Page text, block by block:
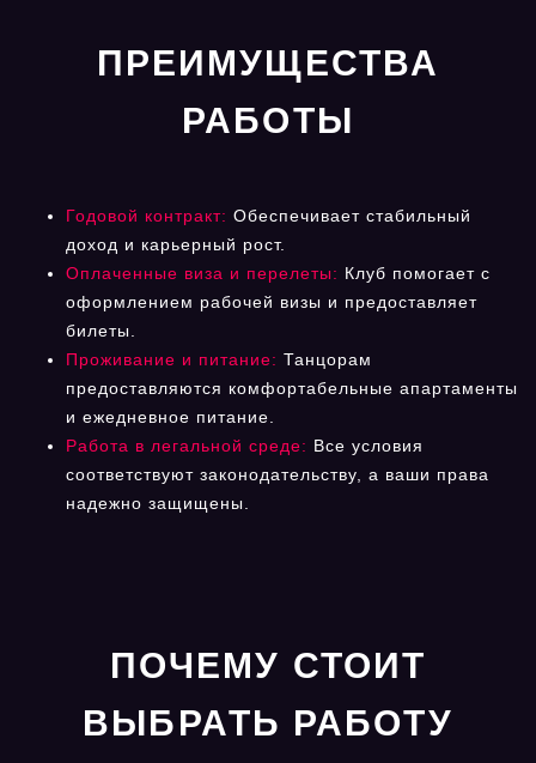
ПРЕИМУЩЕСТВА
РАБОТЫ
Годовой контракт: Обеспечивает стабильный
доход и карьерный рост.
Оплаченные виза и перелеты: Клуб помогает с
оформлением рабочей визы и предоставляет
билеты.
Проживание и питание: Танцорам
предоставляются комфортабельные апартаменты
и ежедневное питание.
Работа в легальной среде: Все условия
соответствуют законодательству, а ваши права
надежно защищены.
ПОЧЕМУ СТОИТ
ВЫБРАТЬ РАБОТУ